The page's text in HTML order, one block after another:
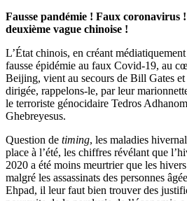
Fausse pandémie ! Faux coronavirus !
deuxième vague chinoise !
L’État chinois, en créant
fausse épidémie au faux Covid-19, au
Beijing, vient au secours de Bill Gates et
dirigée, rappelons-le, par leur
le terroriste génocidaire Tedros Adhanom
Ghebreyesus.
Question de timing, les maladies
place à l’été, les chiffres révélant que
2020 a été moins meurtrier que les
malgré les assassinats des personnes
Ehpad, il leur faut bien trouver des